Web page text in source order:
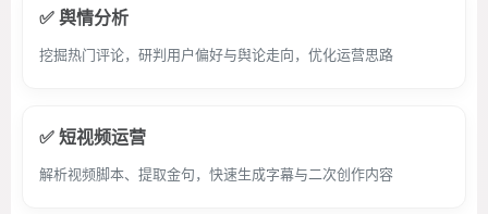
✅ 舆情分析
挖掘热门评论，研判用户偏好与舆论走向，优化运营思路
✅ 短视频运营
解析视频脚本、提取金句，快速生成字幕与二次创作内容